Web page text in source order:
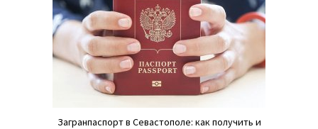
Загранпаспорт в Севастополе: как получить и